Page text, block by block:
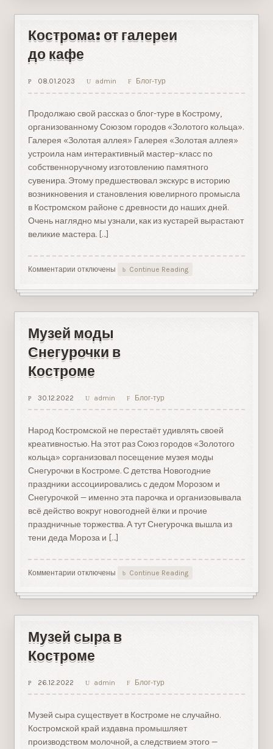
Кострома: от галереи
до кафе
08.01.2023 admin Блог-тур
Продолжаю свой рассказ о блог-туре в Кострому,
организованному Союзом городов «Золотого кольца».
Галерея «Золотая аллея» Галерея «Золотая аллея»
устроила нам интерактивный мастер–класс по
собственноручному изготовлению памятного
сувенира. Этому предшествовал экскурс в историю
возникновения и становления ювелирного промысла
в Костромском районе с древности до наших дней.
Очень наглядно мы узнали, как из кустарей вырастают
великие мастера. […]
Комментарии к
Кострома:
кафе
отключены Continue Reading
Музей моды
Снегурочки в
Костроме
30.12.2022 admin Блог-тур
Народ Костромской не перестаёт удивлять своей
креативностью. На этот раз Союз городов «Золотого
кольца» сорганизовал посещение музея моды
Снегурочки в Костроме. С детства Новогодние
праздники ассоциировались с дедом Морозом и
Снегурочкой — именно эта парочка и организовывала
всё действо вокруг новогодней ёлки и прочие
праздничные торжества. А тут Снегурочка вышла из
тени деда Мороза и […]
Комментарии к
Музей
Костроме
отключены Continue Reading
Музей сыра в
Костроме
26.12.2022 admin Блог-тур
Музей сыра существует в Костроме не случайно.
Костромской край издавна промышляет
производством молочной, а следствием этого —